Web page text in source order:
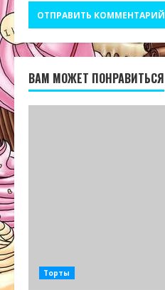
ВАМ МОЖЕТ ПОНРАВИТЬСЯ
Торты